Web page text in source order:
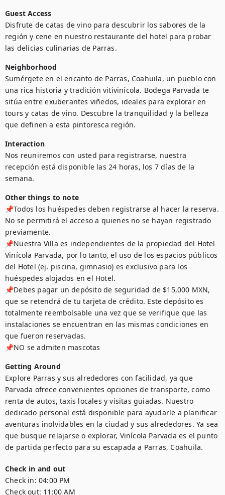
Guest Access
Disfrute de catas de vino para descubrir los sabores de la
región y cene en nuestro restaurante del hotel para probar
las delicias culinarias de Parras.
Neighborhood
Sumérgete en el encanto de Parras, Coahuila, un pueblo con
una rica historia y tradición vitivinícola. Bodega Parvada te
sitúa entre exuberantes viñedos, ideales para explorar en
tours y catas de vino. Descubre la tranquilidad y la belleza
que definen a esta pintoresca región.
Interaction
Nos reuniremos con usted para registrarse, nuestra
recepción está disponible las 24 horas, los 7 días de la
semana.
Other things to note
📌Todos los huéspedes deben registrarse al hacer la reserva.
No se permitirá el acceso a quienes no se hayan registrado
previamente.
📌Nuestra Villa es independientes de la propiedad del Hotel
Vinícola Parvada, por lo tanto, el uso de los espacios públicos
del Hotel (ej. piscina, gimnasio) es exclusivo para los
huéspedes alojados en el Hotel.
📌Debes pagar un depósito de seguridad de $15,000 MXN,
que se retendrá de tu tarjeta de crédito. Este depósito es
totalmente reembolsable una vez que se verifique que las
instalaciones se encuentran en las mismas condiciones en
que fueron reservadas.
📌NO se admiten mascotas
Getting Around
Explore Parras y sus alrededores con facilidad, ya que
Parvada ofrece convenientes opciones de transporte, como
renta de autos, taxis locales y visitas guiadas. Nuestro
dedicado personal está disponible para ayudarle a planificar
aventuras inolvidables en la ciudad y sus alrededores. Ya sea
que busque relajarse o explorar, Vinícola Parvada es el punto
de partida perfecto para su escapada a Parras, Coahuila.
Check in and out
Check in: 04:00 PM
Check out: 11:00 AM